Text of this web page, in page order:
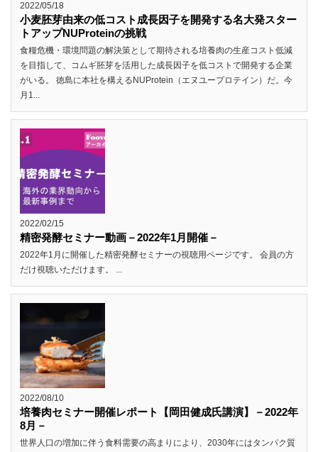
2022/05/18
小麦胚芽由来の低コスト成長因子を開発する名大発スター
トアップNUProteinの挑戦
食糧危機・環境問題の解決策として期待される培養肉の生産コスト低減
を目指して、コムギ胚芽を活用した成長因子を低コストで開発する企業
がいる。 徳島に本社を構えるNUProtein（エヌユープロテイン）だ。今
月1...
2022/02/15
精密発酵セミナー動画－2022年1月開催－
2022年1月に開催した精密発酵セミナーの視聴用ページです。 会員の方
だけ視聴いただけます。 ...
2022/08/10
培養肉セミナー開催レポート【岡田健成氏講演】－2022年
8月－
世界人口の増加に伴う食料需要の高まりにより、2030年にはタンパク質